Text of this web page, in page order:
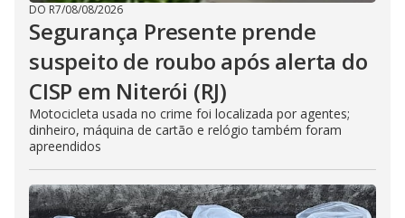
DO R7/08/08/2026
Segurança Presente prende
suspeito de roubo após alerta do
CISP em Niterói (RJ)
Motocicleta usada no crime foi localizada por agentes;
dinheiro, máquina de cartão e relógio também foram
apreendidos